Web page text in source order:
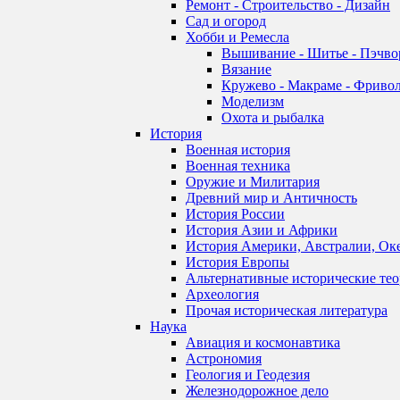
Ремонт - Строительство - Дизайн
Сад и огород
Хобби и Ремесла
Вышивание - Шитье -
Вязание
Кружево - Макраме -
Моделизм
Охота и рыбалка
История
Военная история
Военная техника
Оружие и Милитария
Древний мир и Античность
История России
История Азии и Африки
История Америки, Австралии,
История Европы
Альтернативные исторические
Археология
Прочая историческая литература
Наука
Авиация и космонавтика
Астрономия
Геология и Геодезия
Железнодорожное дело